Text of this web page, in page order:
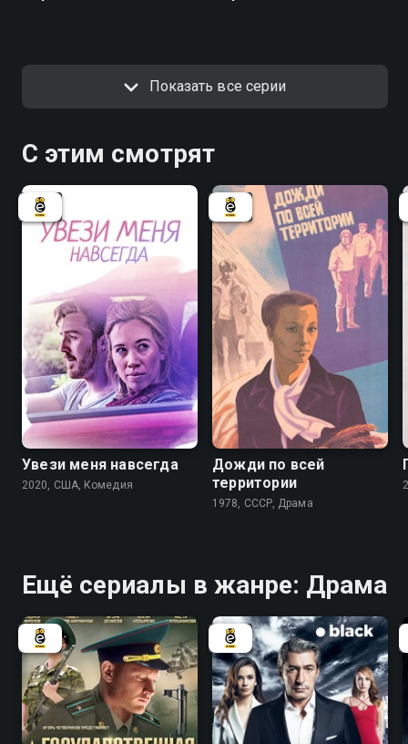
Показать все серии
С этим смотрят
Увези меня навсегда
2020, США, Комедия
Дожди по всей
территории
1978, СССР, Драма
Ещё сериалы в жанре: Драма